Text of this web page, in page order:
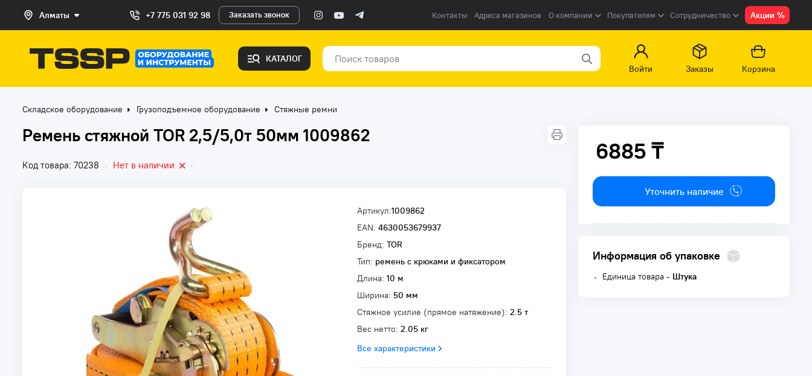
Алматы +7 775 031 92 98 Заказать звонок Контакты Адреса магазинов О компании Покупателям Сотрудничество Акции %
КАТАЛОГ
Войти
Заказы Корзина
Складское оборудование Грузоподъемное оборудование Стяжные ремни
Ремень стяжной TOR 2,5/5,0т 50мм 1009862
Код товара: 70238 • Нет в наличии •
Артикул:1009862
EAN: 4630053679937
Бренд: TOR
Тип: ремень с крюками и фиксатором
Длина: 10 м
Ширина: 50 мм
Стяжное усилие (прямое натяжение): 2.5 т
Вес нетто: 2.05 кг
Все характеристики
6885 ₸
6885 ₸
Уточнить наличие
Информация об упаковке
Единица товара - Штука